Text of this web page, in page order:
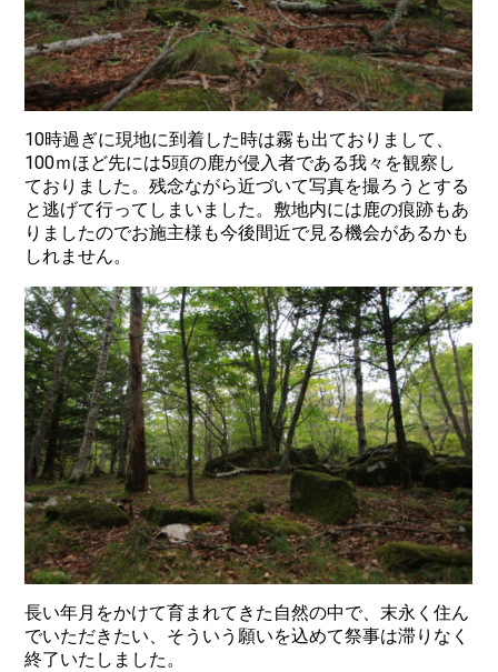
10時過ぎに現地に到着した時は霧も出ておりまして、
100ｍほど先には5頭の鹿が侵入者である我々を観察し
ておりました。残念ながら近づいて写真を撮ろうとする
と逃げて行ってしまいました。敷地内には鹿の痕跡もあ
りましたのでお施主様も今後間近で見る機会があるかも
しれません。
長い年月をかけて育まれてきた自然の中で、末永く住ん
でいただきたい、そういう願いを込めて祭事は滞りなく
終了いたしました。